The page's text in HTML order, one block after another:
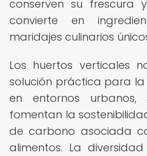
conserven su frescura
convierte en
maridajes culinarios
Los huertos verticales
solución práctica para la
en entornos urbanos,
fomentan la
de carbono asociada
alimentos. La